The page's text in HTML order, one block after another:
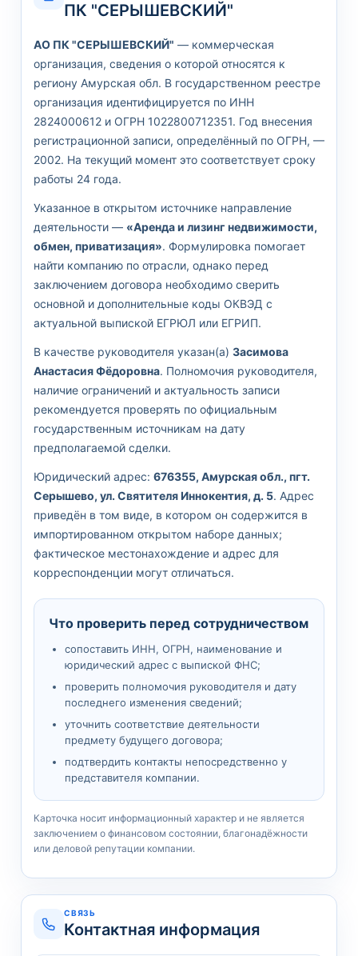
ПК "СЕРЫШЕВСКИЙ"
АО ПК "СЕРЫШЕВСКИЙ" — коммерческая
организация, сведения о которой относятся к
региону Амурская обл. В государственном реестре
организация идентифицируется по ИНН
2824000612 и ОГРН 1022800712351. Год внесения
регистрационной записи, определённый по ОГРН, —
2002. На текущий момент это соответствует сроку
работы 24 года.
Указанное в открытом источнике направление
деятельности — «Аренда и лизинг недвижимости,
обмен, приватизация». Формулировка помогает
найти компанию по отрасли, однако перед
заключением договора необходимо сверить
основной и дополнительные коды ОКВЭД с
актуальной выпиской ЕГРЮЛ или ЕГРИП.
В качестве руководителя указан(а) Засимова
Анастасия Фёдоровна. Полномочия руководителя,
наличие ограничений и актуальность записи
рекомендуется проверять по официальным
государственным источникам на дату
предполагаемой сделки.
Юридический адрес: 676355, Амурская обл., пгт.
Серышево, ул. Святителя Иннокентия, д. 5. Адрес
приведён в том виде, в котором он содержится в
импортированном открытом наборе данных;
фактическое местонахождение и адрес для
корреспонденции могут отличаться.
Что проверить перед сотрудничеством
сопоставить ИНН, ОГРН, наименование и
юридический адрес с выпиской ФНС;
проверить полномочия руководителя и дату
последнего изменения сведений;
уточнить соответствие деятельности
предмету будущего договора;
подтвердить контакты непосредственно у
представителя компании.
Карточка носит информационный характер и не является
заключением о финансовом состоянии, благонадёжности
или деловой репутации компании.
СВЯЗЬ
Контактная информация